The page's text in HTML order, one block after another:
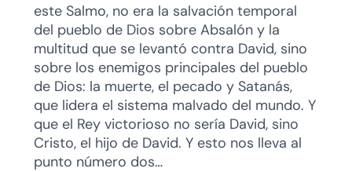
este Salmo, no era la salvación temporal
del pueblo de Dios sobre Absalón y la
multitud que se levantó contra David, sino
sobre los enemigos principales del pueblo
de Dios: la muerte, el pecado y Satanás,
que lidera el sistema malvado del mundo. Y
que el Rey victorioso no sería David, sino
Cristo, el hijo de David. Y esto nos lleva al
punto número dos…